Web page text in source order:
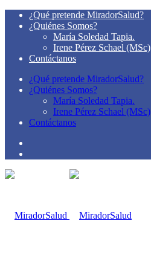
¿Qué pretende MiradorSalud?
¿Quiénes Somos?
María Soledad Tapia.
Irene Pérez Schael (MSc)
Contáctanos
¿Qué pretende MiradorSalud?
¿Quiénes Somos?
María Soledad Tapia.
Irene Pérez Schael (MSc)
Contáctanos